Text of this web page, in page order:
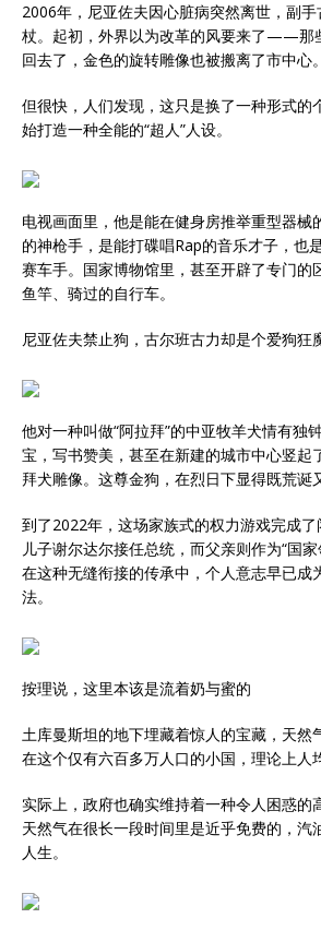
2006年，尼亚佐夫因心脏病突然离世，副
杖。起初，外界以为改革的风要来了——那
回去了，金色的旋转雕像也被搬离了市中心。
但很快，人们发现，这只是换了一种形式的
始打造一种全能的“超人”人设。
电视画面里，他是能在健身房推举重型器械
的神枪手，是能打碟唱Rap的音乐才子，也
赛车手。国家博物馆里，甚至开辟了专门的
鱼竿、骑过的自行车。
尼亚佐夫禁止狗，古尔班古力却是个爱狗狂
他对一种叫做“阿拉拜”的中亚牧羊犬情有独
宝，写书赞美，甚至在新建的城市中心竖起
拜犬雕像。这尊金狗，在烈日下显得既荒诞
到了2022年，这场家族式的权力游戏完成
儿子谢尔达尔接任总统，而父亲则作为“国家
在这种无缝衔接的传承中，个人意志早已成
法。
按理说，这里本该是流着奶与蜜的
土库曼斯坦的地下埋藏着惊人的宝藏，天然
在这个仅有六百多万人口的小国，理论上人
实际上，政府也确实维持着一种令人困惑的
天然气在很长一段时间里是近乎免费的，汽
人生。